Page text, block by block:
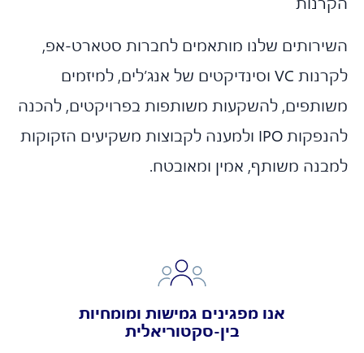
שלנו מותאמים לחברות סטארט-אפ,
לקרנות VC וסינדיקטים של אנג’לים, למיזמים
להשקעות משותפות בפרויקטים, להכנה
להנפקות IPO ולמענה לקבוצות משקיעים הזקוקות
משותף, אמין ומאובטח.
אנו מפגינים גמישות ומומחיות
בין-סקטוריאלית